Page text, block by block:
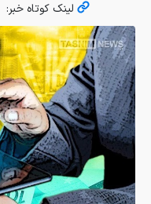
لینک کوتاه خبر: